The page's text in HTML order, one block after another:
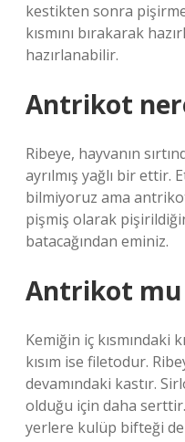
kestikten sonra
kısmını bırakarak
hazırlanabilir.
Antrikot
Ribeye, hayvanın
ayrılmış yağlı bir ettir.
bilmiyoruz ama
pişmiş olarak
batacağından eminiz.
Antrikot
Kemiğin iç kısmındaki
kısım ise filetodur.
devamındaki kastır.
olduğu için daha
yerlere kulüp bifteği